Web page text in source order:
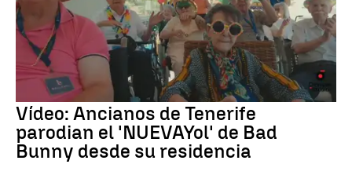
Vídeo: Ancianos de Tenerife
parodian el 'NUEVAYol' de Bad
Bunny desde su residencia